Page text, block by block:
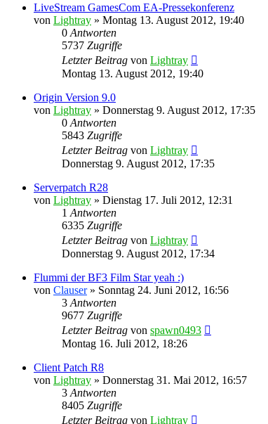
LiveStream GamesCom EA-Pressekonferenz
von Lightray » Montag 13. August 2012, 19:40
0 Antworten
5737 Zugriffe
Letzter Beitrag von Lightray
Montag 13. August 2012, 19:40
Origin Version 9.0
von Lightray » Donnerstag 9. August 2012, 17:35
0 Antworten
5843 Zugriffe
Letzter Beitrag von Lightray
Donnerstag 9. August 2012, 17:35
Serverpatch R28
von Lightray » Dienstag 17. Juli 2012, 12:31
1 Antworten
6335 Zugriffe
Letzter Beitrag von Lightray
Donnerstag 9. August 2012, 17:34
Flummi der BF3 Film Star yeah :)
von Clauser» Sonntag 24. Juni 2012, 16:56
3 Antworten
9677 Zugriffe
Letzter Beitrag von spawn0493
Montag 16. Juli 2012, 18:26
Client Patch R8
von Lightray » Donnerstag 31. Mai 2012, 16:57
3 Antworten
8405 Zugriffe
Letzter Beitrag von Lightray